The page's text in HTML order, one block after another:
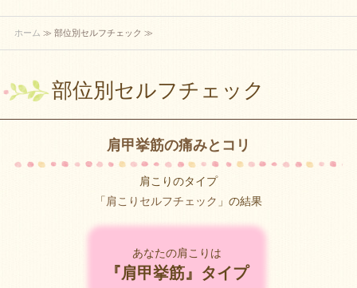
ホーム ≫ 部位別セルフチェック ≫
部位別セルフチェック
肩甲挙筋の痛みとコリ
肩こりのタイプ
「 肩こりセルフチェック 」の結果
あなたの肩こりは
『肩甲挙筋』タイプ